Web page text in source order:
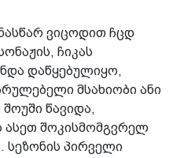
ვიცოდით ჩცდ
ჩიკას
დაწყებულიყო,
მსახიობი ანი
შოუში წავიდა,
ასეთ შოკისმომგვრელ
სეზონის პირველი